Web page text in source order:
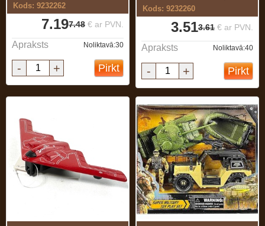
Kods: 9232262
7.48 € ar PVN.
7.19
Apraksts Noliktavā:30
- + Pirkt
Kods: 9232260
3.61 € ar PVN.
3.51
Apraksts Noliktavā:40
- + Pirkt